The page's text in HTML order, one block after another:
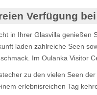
Verfügung
in Ihrer Glasvilla genießen
laden zahlreiche Seen
Im Oulanka Visitor
zu den vielen Seen
erlebnisreichen Tag